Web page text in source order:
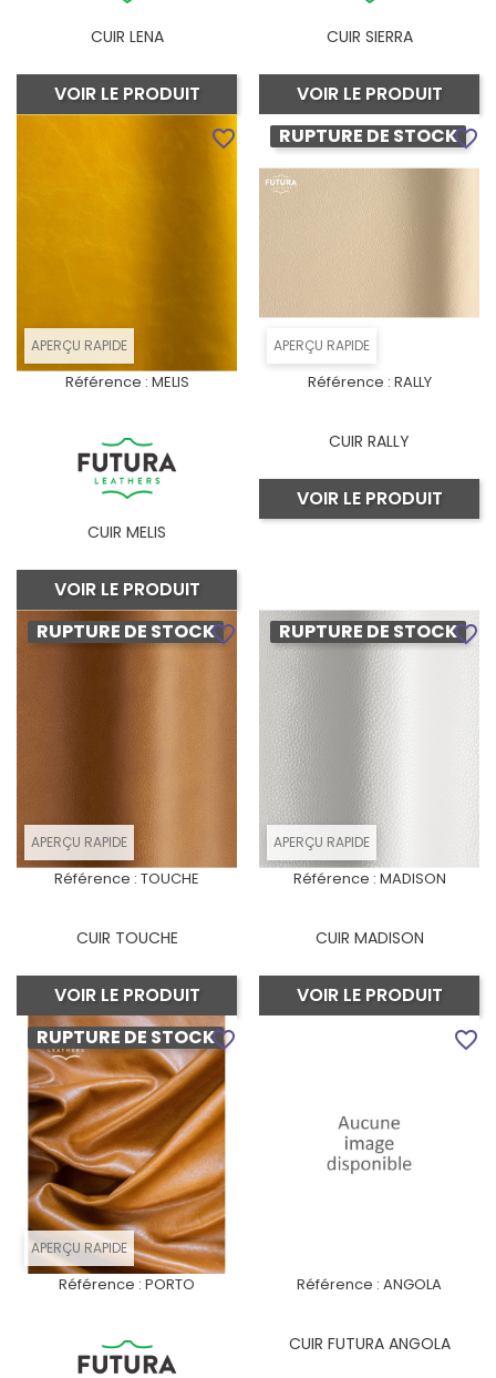
CUIR LENA
VOIR LE PRODUIT
CUIR SIERRA
VOIR LE PRODUIT
APERÇU RAPIDE
Référence : MELIS
CUIR MELIS
VOIR LE PRODUIT
favorite_border
APERÇU RAPIDE
RUPTURE DE STOCK
Référence : RALLY
CUIR RALLY
VOIR LE PRODUIT
favorite_border
APERÇU RAPIDE
RUPTURE DE STOCK
Référence : TOUCHE
CUIR TOUCHE
VOIR LE PRODUIT
favorite_border
APERÇU RAPIDE
RUPTURE DE STOCK
Référence : MADISON
CUIR MADISON
VOIR LE PRODUIT
favorite_border
APERÇU RAPIDE
RUPTURE DE STOCK
Référence : PORTO
favorite_border
Référence : ANGOLA
CUIR FUTURA ANGOLA
favorite_border